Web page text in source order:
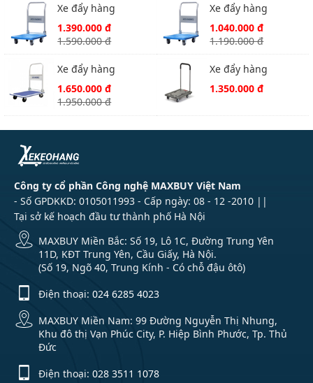
Xe đẩy hàng
ADVINDEQ PT-300
1.390.000 đ
1.590.000 đ
Xe đẩy hàng
ADVINDEQ PT-150
1.040.000 đ
1.190.000 đ
Xe đẩy hàng
ADVINDEQ TL-300
1.650.000 đ
1.950.000 đ
Xe đẩy hàng
ADVINDEQ AV120
1.350.000 đ
Công ty cổ phần Công nghệ MAXBUY Việt Nam
- Số GPDKKD: 0105011993 - Cấp ngày: 08 - 12 -2010 ||
Tại sở kế hoạch đầu tư thành phố Hà Nội
MAXBUY Miền Bắc: Số 19, Lô 1C, Đường Trung Yên
11D, KĐT Trung Yên, Cầu Giấy, Hà Nội.
(Số 19, Ngõ 40, Trung Kính - Có chỗ đậu ôtô)
Điện thoại: 024 6285 4023
MAXBUY Miền Nam: 99 Đường Nguyễn Thị Nhung,
Khu đô thị Vạn Phúc City, P. Hiệp Bình Phước, Tp. Thủ
Đức
Điện thoại: 028 3511 1078